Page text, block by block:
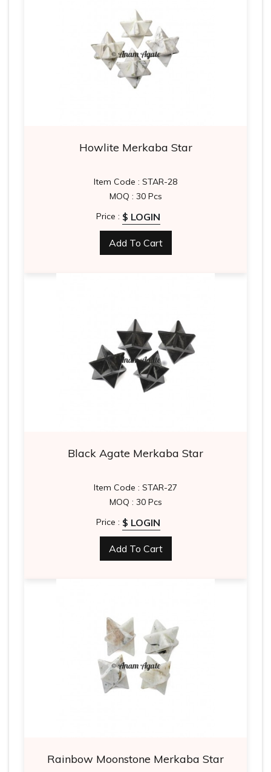
Howlite Merkaba Star
Item Code : STAR-28
MOQ : 30 Pcs
Price : $ LOGIN
Add To Cart
Black Agate Merkaba Star
Item Code : STAR-27
MOQ : 30 Pcs
Price : $ LOGIN
Add To Cart
Rainbow Moonstone Merkaba Star